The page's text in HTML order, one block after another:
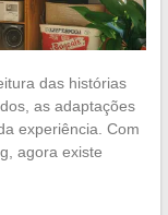
das histórias
as adaptações
experiência. Com
agora existe